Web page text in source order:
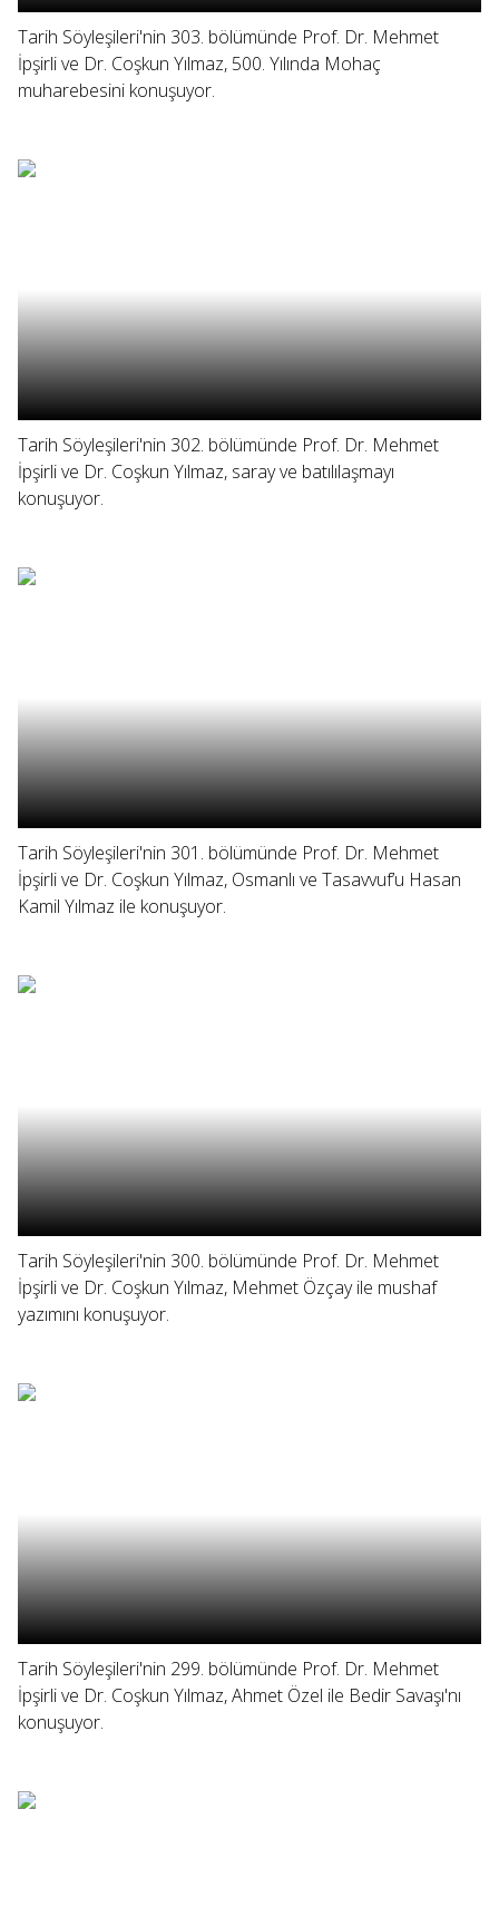
Tarih Söyleşileri'nin 303. bölümünde Prof. Dr. Mehmet
İpşirli ve Dr. Coşkun Yılmaz, 500. Yılında Mohaç
muharebesini konuşuyor.
Tarih Söyleşileri'nin 302. bölümünde Prof. Dr. Mehmet
İpşirli ve Dr. Coşkun Yılmaz, saray ve batılılaşmayı
konuşuyor.
Tarih Söyleşileri'nin 301. bölümünde Prof. Dr. Mehmet
İpşirli ve Dr. Coşkun Yılmaz, Osmanlı ve Tasavvuf’u Hasan
Kamil Yılmaz ile konuşuyor.
Tarih Söyleşileri'nin 300. bölümünde Prof. Dr. Mehmet
İpşirli ve Dr. Coşkun Yılmaz, Mehmet Özçay ile mushaf
yazımını konuşuyor.
Tarih Söyleşileri'nin 299. bölümünde Prof. Dr. Mehmet
İpşirli ve Dr. Coşkun Yılmaz, Ahmet Özel ile Bedir Savaşı'nı
konuşuyor.